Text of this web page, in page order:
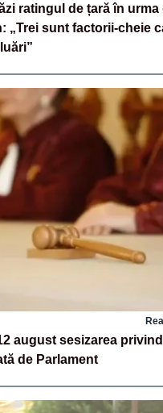
ratingul de țară în
„Trei sunt factorii-cheie
august sesizarea
de Parlament